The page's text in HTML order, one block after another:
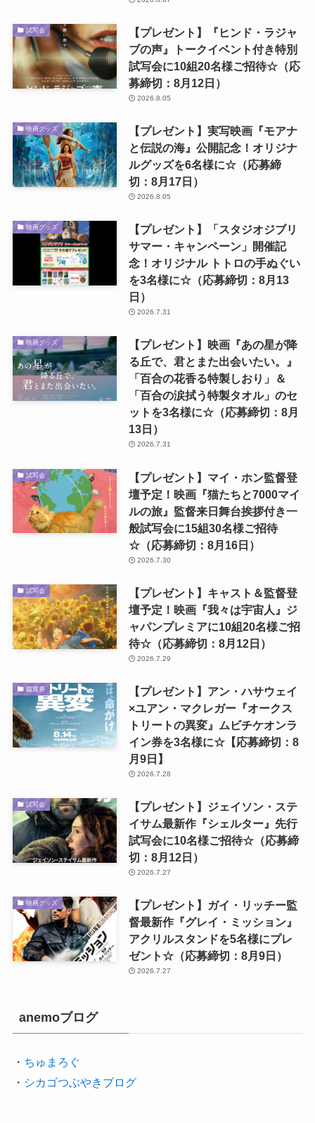
試写会
【プレゼント】『ヒンド・ラジャ
ブの声』トークイベント付き特別
試写会に10組20名様ご招待☆（応
募締切：8月12日）
2026.8.05
映画グッズ
【プレゼント】実写映画『モアナ
と伝説の海』公開記念！オリジナ
ルグッズを6名様に☆（応募締
切：8月17日）
2026.8.05
映画グッズ
【プレゼント】「スタジオジブリ
サマー・キャンペーン」開催記
念！オリジナル トトロの手ぬぐい
を3名様に☆（応募締切：8月13
日）
2026.7.31
映画グッズ
【プレゼント】映画『あの星が降
る丘で、君とまた出会いたい。』
「百合の花香る特製しおり」＆
「百合の涙拭う特製タオル」のセ
ットを3名様に☆（応募締切：8月
13日）
2026.7.31
試写会
【プレゼント】マイ・ホン監督登
壇予定！映画『猫たちと7000マイ
ルの旅』監督来日舞台挨拶付き一
般試写会に15組30名様ご招待
☆（応募締切：8月16日）
2026.7.30
試写会
【プレゼント】キャスト＆監督登
壇予定！映画『我々は宇宙人』ジ
ャパンプレミアに10組20名様ご招
待☆（応募締切：8月12日）
2026.7.29
鑑賞券
【プレゼント】アン・ハサウェイ
×ユアン・マクレガー『オークス
トリートの異変』ムビチケオンラ
イン券を3名様に☆【応募締切：8
月9日】
2026.7.28
試写会
【プレゼント】ジェイソン・ステ
イサム最新作『シェルター』先行
試写会に10名様ご招待☆（応募締
切：8月12日）
2026.7.27
映画グッズ
【プレゼント】ガイ・リッチー監
督最新作『グレイ・ミッション』
アクリルスタンドを5名様にプレ
ゼント☆（応募締切：8月9日）
2026.7.27
anemoブログ
・ ちゅまろぐ
・ シカゴつぶやきブログ